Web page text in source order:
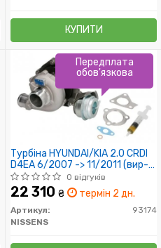
КУПИТИ
Турбіна HYUNDAI/KIA 2.0 CRDI
D4EA 6/2007 -> 11/2011 (вир-
во Nissens)
0 відгуків
22 310 ₴ термін 2 дн.
Артикул:
93174
NISSENS
Передплата
обов'язкова